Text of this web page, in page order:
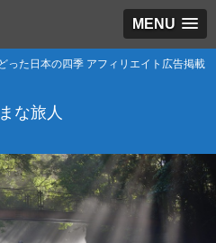
MENU
った日本の四季 アフィリエイト広告掲載
な旅人